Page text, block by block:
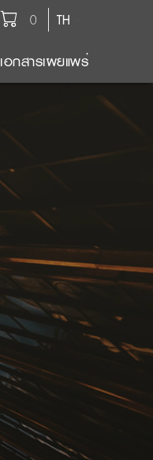
TH
0
เอกสารเผยแพร่